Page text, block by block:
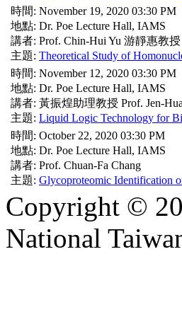
時間: November 19, 2020 03:30 PM
地點: Dr. Poe Lecture Hall, IAMS
講者: Prof. Chin-Hui Yu 游靜惠教授
主題: Theoretical Study of
時間: November 12, 2020 03:30 PM
地點: Dr. Poe Lecture Hall, IAMS
講者: 黃振煌助理教授 Prof. Jen-
主題: Liquid Logic Technology for
時間: October 22, 2020 03:30 PM
地點: Dr. Poe Lecture Hall, IAMS
講者: Prof. Chuan-Fa Chang
主題: Glycoproteomic Identification
Copyright ©
National